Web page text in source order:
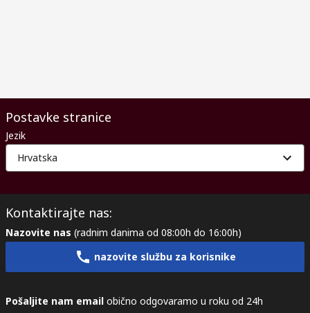
Postavke stranice
Jezik
Hrvatska
Kontaktirajte nas:
Nazovite nas (radnim danima od 08:00h do 16:00h)
nazovite službu za korisnike
Pošaljite nam email obično odgovaramo u roku od 24h